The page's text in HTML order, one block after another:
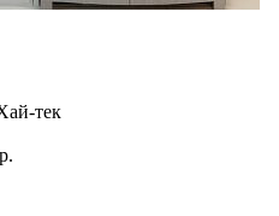
тек